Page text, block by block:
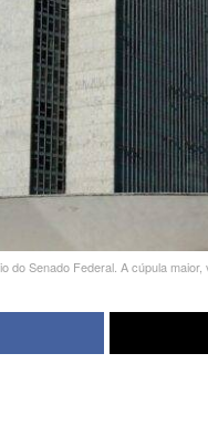
do Senado Federal. A cúpula